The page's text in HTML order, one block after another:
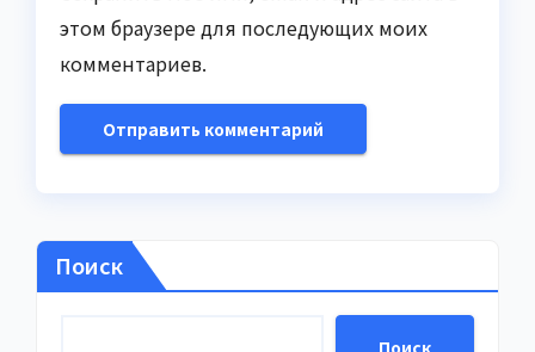
этом браузере для последующих моих
комментариев.
Поиск